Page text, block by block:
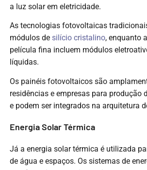
a luz solar em eletricidade.
As tecnologias fotovoltaicas
módulos de silício cristalino, enquanto
película fina incluem módulos
líquidas.
Os painéis fotovoltaicos são
residências e empresas para produção
e podem ser integrados na arquitetura
Energia Solar Térmica
Já a energia solar térmica é utilizada
de água e espaços. Os sistemas de